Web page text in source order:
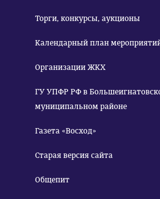
Торги, конкурсы, аукционы
Календарный план
Организации ЖКХ
ГУ УПФР РФ в
муниципальном районе
Газета «Восход»
Старая версия сайта
Общепит